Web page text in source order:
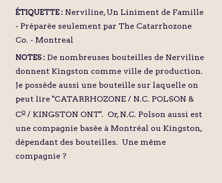
ÉTIQUETTE : Nerviline, Un Liniment de Famille
- Préparée seulement par The Catarrhozone
Co. - Montreal
NOTES : De nombreuses bouteilles de Nerviline
donnent Kingston comme ville de production.
Je possède aussi une bouteille sur laquelle on
peut lire "CATARRHOZONE / N.C. POLSON &
Co / KINGSTON ONT". Or, N.C. Polson aussi est
une compagnie basée à Montréal ou Kingston,
dépendant des bouteilles. Une même
compagnie ?